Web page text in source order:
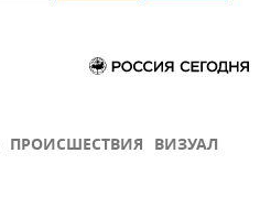
ПРОИСШЕСТВИЯ ВИЗУАЛ